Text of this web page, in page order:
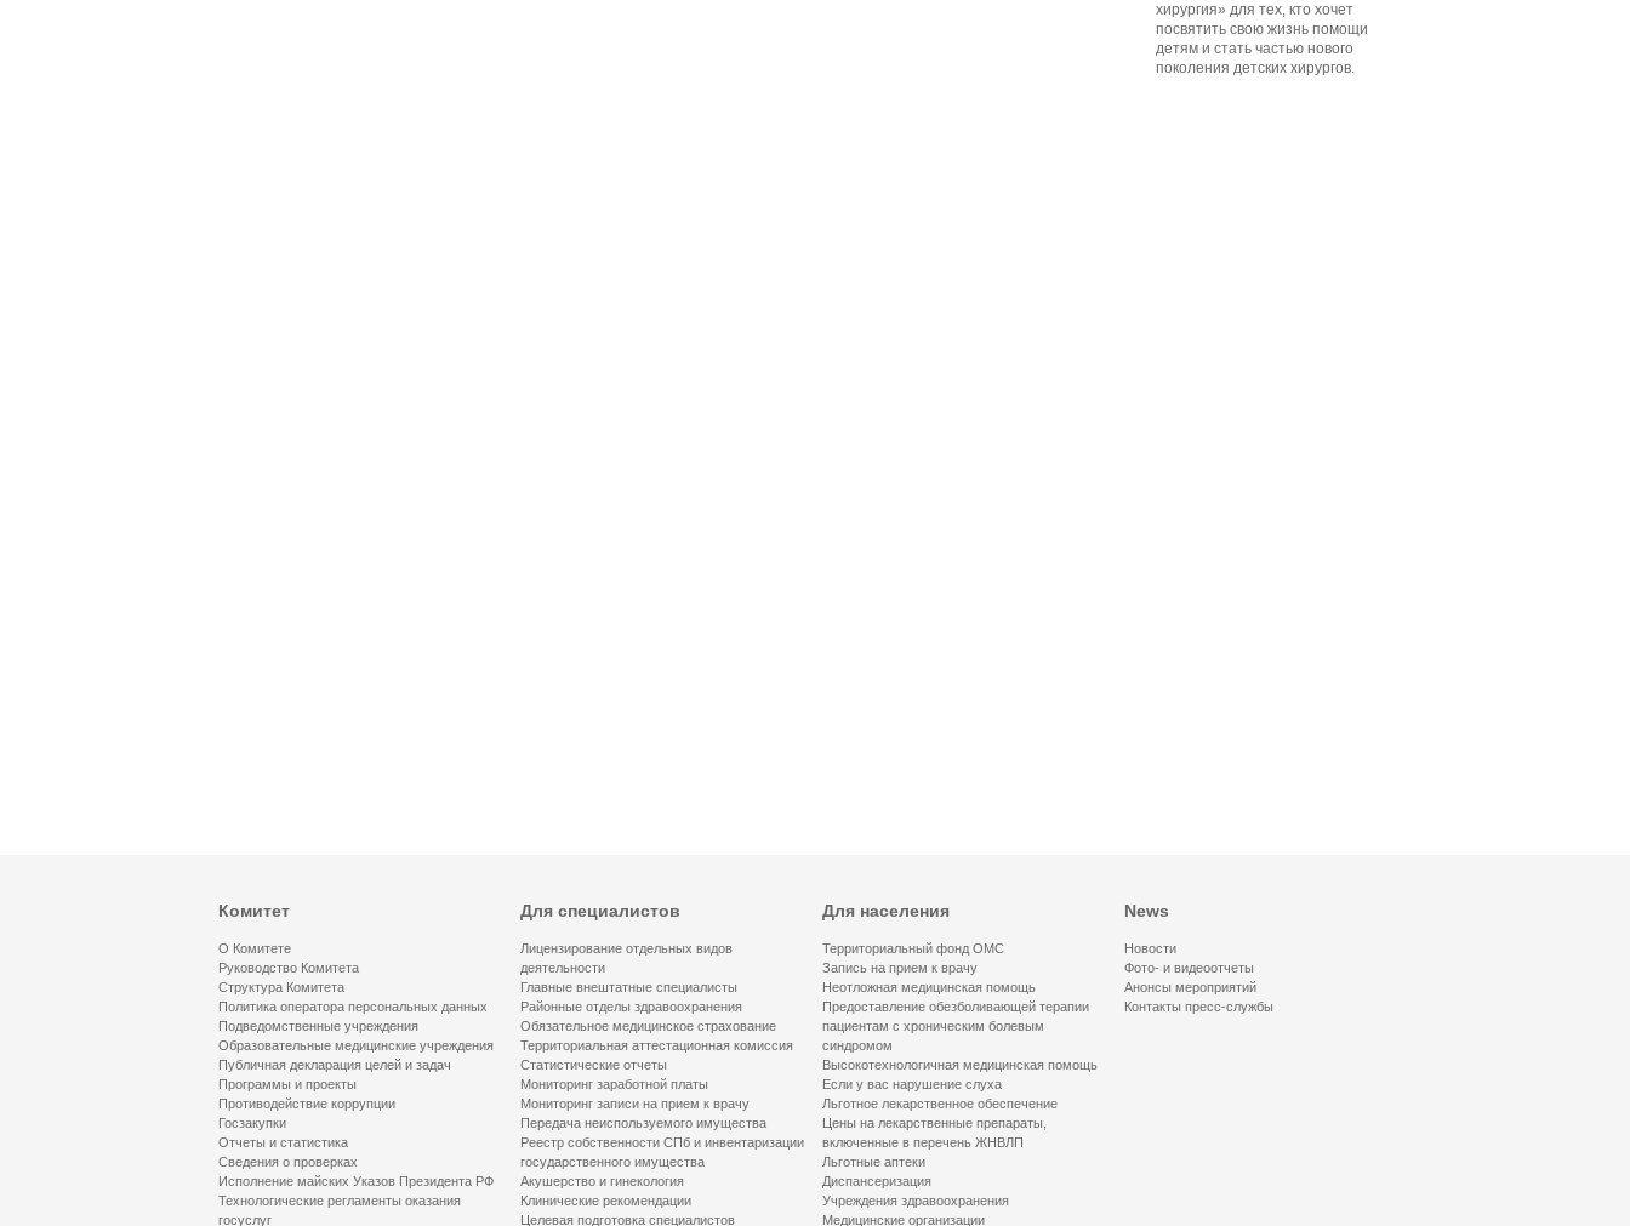
хирургия» для тех, кто хочет
посвятить свою жизнь помощи
детям и стать частью нового
поколения детских хирургов.
Комитет
О Комитете
Руководство Комитета
Структура Комитета
Политика оператора персональных данных
Подведомственные учреждения
Образовательные медицинские учреждения
Публичная декларация целей и задач
Программы и проекты
Противодействие коррупции
Госзакупки
Отчеты и статистика
Сведения о проверках
Исполнение майских Указов Президента РФ
Технологические регламенты оказания
госуслуг
Для специалистов
Лицензирование отдельных видов
деятельности
Главные внештатные специалисты
Районные отделы здравоохранения
Обязательное медицинское страхование
Территориальная аттестационная комиссия
Статистические отчеты
Мониторинг заработной платы
Мониторинг записи на прием к врачу
Передача неиспользуемого имущества
Реестр собственности СПб и инвентаризации
государственного имущества
Акушерство и гинекология
Клинические рекомендации
Целевая подготовка специалистов
Для населения
Территориальный фонд ОМС
Запись на прием к врачу
Неотложная медицинская помощь
Предоставление обезболивающей терапии
пациентам с хроническим болевым
синдромом
Высокотехнологичная медицинская помощь
Если у вас нарушение слуха
Льготное лекарственное обеспечение
Цены на лекарственные препараты,
включенные в перечень ЖНВЛП
Льготные аптеки
Диспансеризация
Учреждения здравоохранения
Медицинские организации
News
Новости
Фото- и видеоотчеты
Анонсы мероприятий
Контакты пресс-службы